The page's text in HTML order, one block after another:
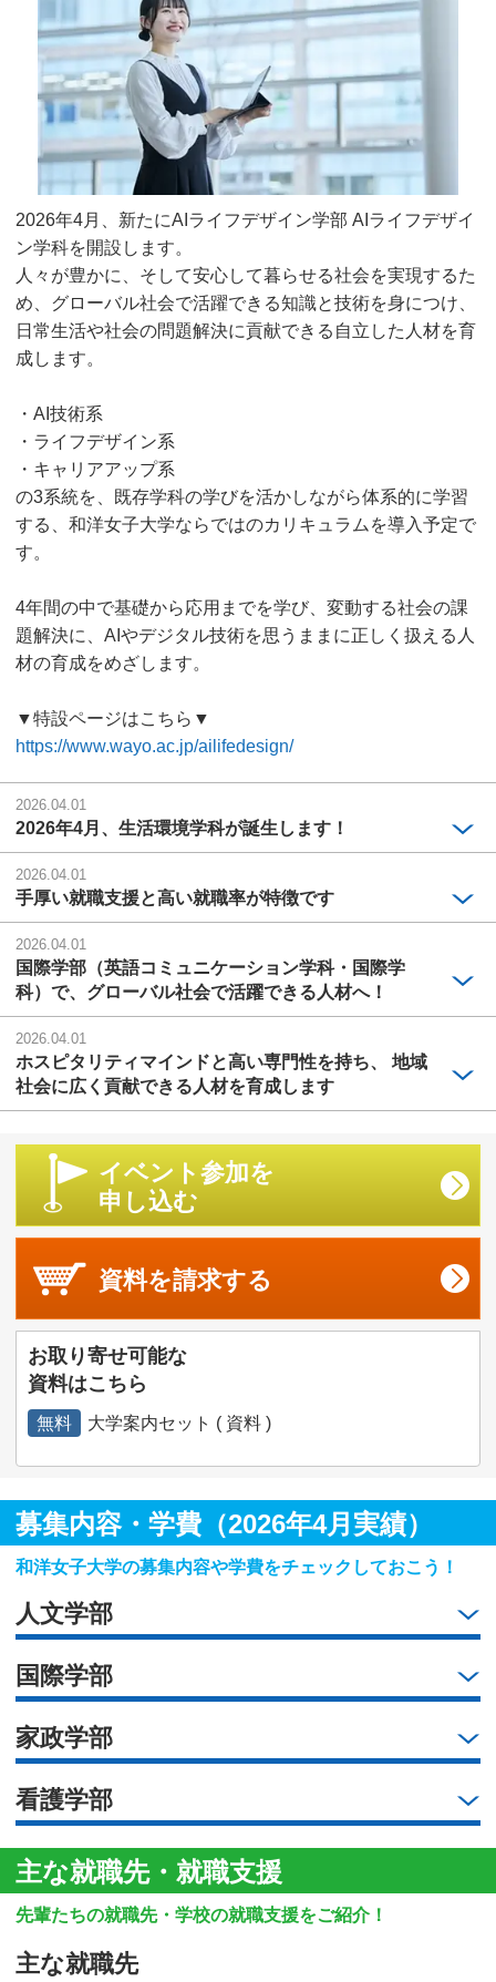
2026年4月、新たにAIライフデザイン学部 AIライフデザイ
ン学科を開設します。
人々が豊かに、そして安心して暮らせる社会を実現するた
め、グローバル社会で活躍できる知識と技術を身につけ、
日常生活や社会の問題解決に貢献できる自立した人材を育
成します。
・AI技術系
・ライフデザイン系
・キャリアアップ系
の3系統を、既存学科の学びを活かしながら体系的に学習
する、和洋女子大学ならではのカリキュラムを導入予定で
す。
4年間の中で基礎から応用までを学び、変動する社会の課
題解決に、AIやデジタル技術を思うままに正しく扱える人
材の育成をめざします。
▼特設ページはこちら▼
https://www.wayo.ac.jp/ailifedesign/
2026.04.01
2026年4月、生活環境学科が誕生します！
2026.04.01
手厚い就職支援と高い就職率が特徴です
2026.04.01
国際学部（英語コミュニケーション学科・国際学
科）で、グローバル社会で活躍できる人材へ！
2026.04.01
ホスピタリティマインドと高い専門性を持ち、 地域
社会に広く貢献できる人材を育成します
イベント参加を
申し込む
資料を請求する
お取り寄せ可能な
資料はこちら
無料 大学案内セット ( 資料 )
募集内容・学費（2026年4月実績）
和洋女子大学の募集内容や学費をチェックしておこう！
人文学部
国際学部
家政学部
看護学部
主な就職先・就職支援
先輩たちの就職先・学校の就職支援をご紹介！
主な就職先